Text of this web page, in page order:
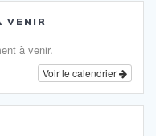
VENIR
à venir.
Voir le calendrier